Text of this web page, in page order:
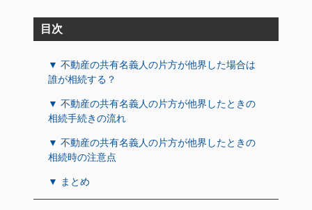
目次
▼ 不動産の共有名義人の片方が他界した場合は
誰が相続する？
▼ 不動産の共有名義人の片方が他界したときの
相続手続きの流れ
▼ 不動産の共有名義人の片方が他界したときの
相続時の注意点
▼ まとめ